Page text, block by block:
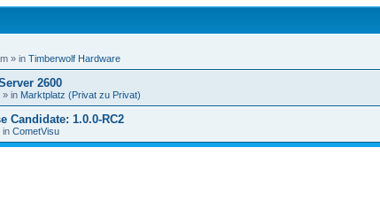
» in Timberwolf Hardware
2600
» in Marktplatz (Privat zu Privat)
Candidate: 1.0.0-RC2
in CometVisu